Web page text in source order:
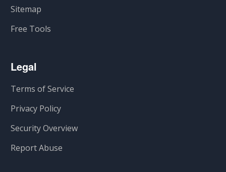
Sitemap
Free Tools
Legal
Terms of Service
Privacy Policy
Security Overview
Report Abuse